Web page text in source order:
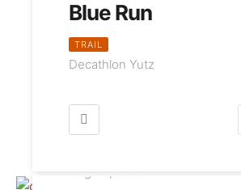
Blue Run
TRAIL
Decathlon Yutz